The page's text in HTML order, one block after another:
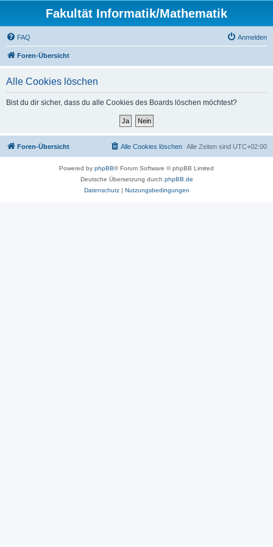
Fakultät Informatik/Mathematik
FAQ Anmelden
Foren-Übersicht
Alle Cookies löschen
Bist du dir sicher, dass du alle Cookies des Boards löschen möchtest?
Foren-Übersicht Alle Zeiten sind UTC+02:00
Alle Cookies löschen
Powered by phpBB® Forum Software © phpBB Limited
Deutsche Übersetzung durch phpBB.de
Datenschutz| Nutzungsbedingungen